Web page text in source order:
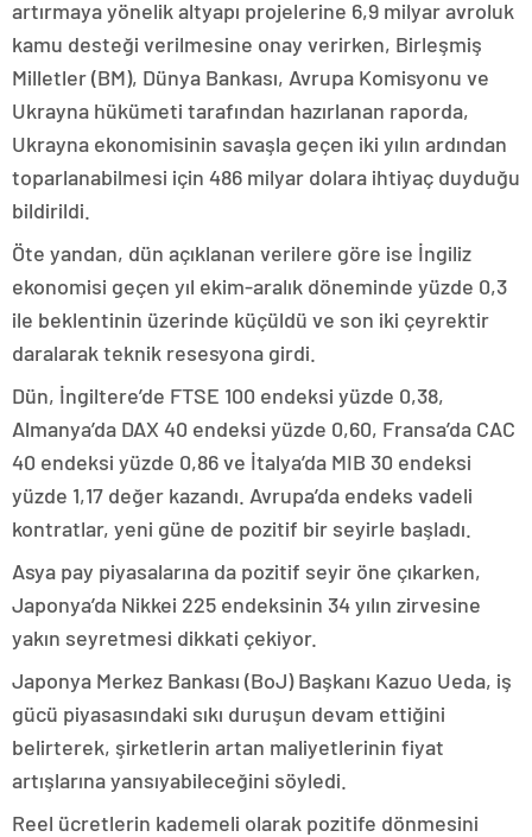
artırmaya yönelik altyapı projelerine 6,9 milyar avroluk
kamu desteği verilmesine onay verirken, Birleşmiş
Milletler (BM), Dünya Bankası, Avrupa Komisyonu ve
Ukrayna hükümeti tarafından hazırlanan raporda,
Ukrayna ekonomisinin savaşla geçen iki yılın ardından
toparlanabilmesi için 486 milyar dolara ihtiyaç duyduğu
bildirildi.
Öte yandan, dün açıklanan verilere göre ise İngiliz
ekonomisi geçen yıl ekim-aralık döneminde yüzde 0,3
ile beklentinin üzerinde küçüldü ve son iki çeyrektir
daralarak teknik resesyona girdi.
Dün, İngiltere’de FTSE 100 endeksi yüzde 0,38,
Almanya’da DAX 40 endeksi yüzde 0,60, Fransa’da CAC
40 endeksi yüzde 0,86 ve İtalya’da MIB 30 endeksi
yüzde 1,17 değer kazandı. Avrupa’da endeks vadeli
kontratlar, yeni güne de pozitif bir seyirle başladı.
Asya pay piyasalarına da pozitif seyir öne çıkarken,
Japonya’da Nikkei 225 endeksinin 34 yılın zirvesine
yakın seyretmesi dikkati çekiyor.
Japonya Merkez Bankası (BoJ) Başkanı Kazuo Ueda, iş
gücü piyasasındaki sıkı duruşun devam ettiğini
belirterek, şirketlerin artan maliyetlerinin fiyat
artışlarına yansıyabileceğini söyledi.
Reel ücretlerin kademeli olarak pozitife dönmesini